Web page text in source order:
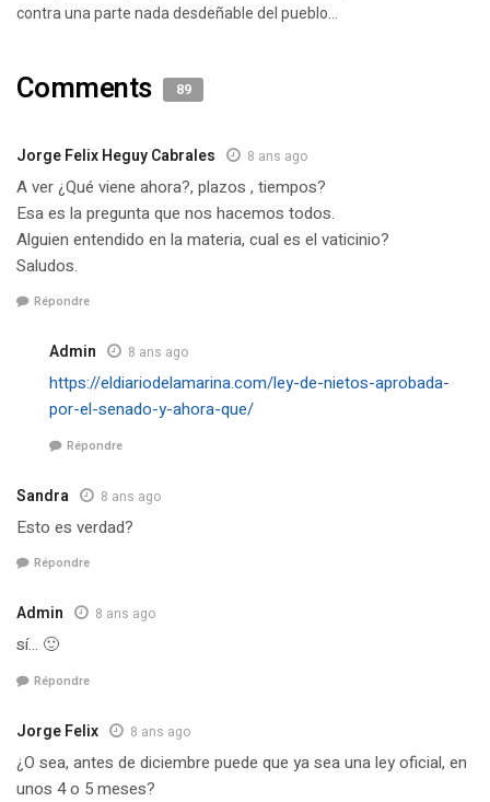
contra una parte nada desdeñable del pueblo...
Comments 89
Jorge Felix Heguy Cabrales 8 ans ago
A ver ¿Qué viene ahora?, plazos , tiempos?
Esa es la pregunta que nos hacemos todos.
Alguien entendido en la materia, cual es el vaticinio?
Saludos.
Répondre
Admin 8 ans ago
https://eldiariodelamarina.com/ley-de-nietos-aprobada-
por-el-senado-y-ahora-que/
Répondre
Sandra 8 ans ago
Esto es verdad?
Répondre
Admin 8 ans ago
sí… 🙂
Répondre
Jorge Felix 8 ans ago
¿O sea, antes de diciembre puede que ya sea una ley oficial, en
unos 4 o 5 meses?